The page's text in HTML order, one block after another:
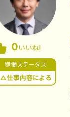
0いいね!
稼働ステータス
△仕事内容による